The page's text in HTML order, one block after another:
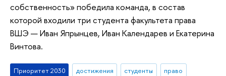
собственность» победила команда, в состав
которой входили три студента факультета права
ВШЭ — Иван Япрынцев, Иван Календарев и Екатерина
Винтова.
Приоритет 2030 достижения студенты
право